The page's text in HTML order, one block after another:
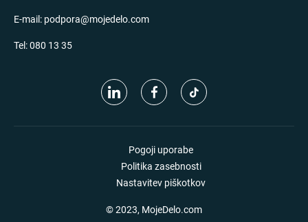
E-mail: podpora@mojedelo.com
Tel:080 13 35
Pogoji uporabe
Politika zasebnosti
Nastavitev piškotkov
© 2023, MojeDelo.com